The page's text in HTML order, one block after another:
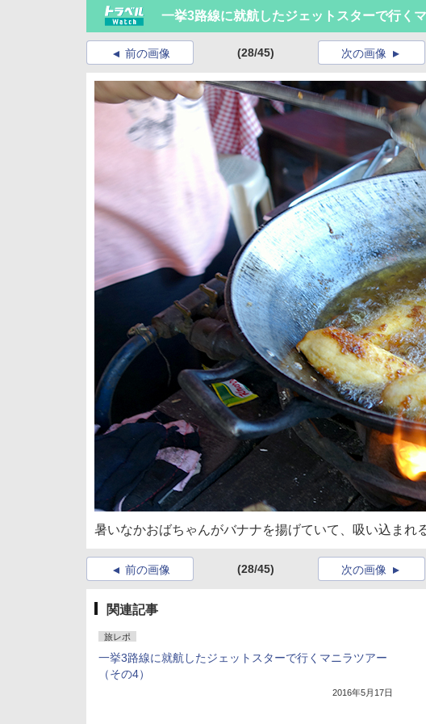
一挙3路線に就航したジェットスターで行く
前の画像 (28/45) 次の画像
暑いなかおばちゃんがバナナを揚げていて、吸い込まれ
前の画像 (28/45) 次の画像
関連記事
旅レポ
一挙3路線に就航したジェットスターで行くマニラツアー
（その4）
2016年5月17日